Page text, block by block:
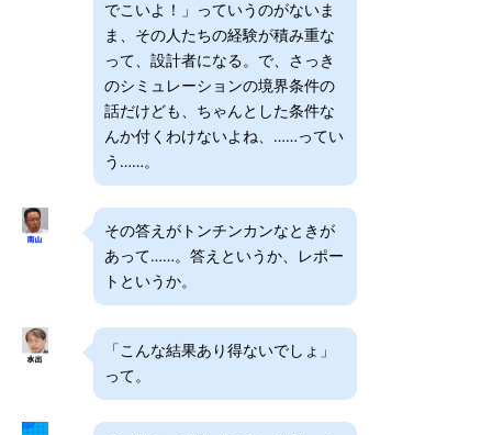
でこいよ！」っていうのがないま
ま、その人たちの経験が積み重な
って、設計者になる。で、さっき
のシミュレーションの境界条件の
話だけども、ちゃんとした条件な
んか付くわけないよね、……ってい
う……。
その答えがトンチンカンなときが
あって……。答えというか、レポー
トというか。
「こんな結果あり得ないでしょ」
って。